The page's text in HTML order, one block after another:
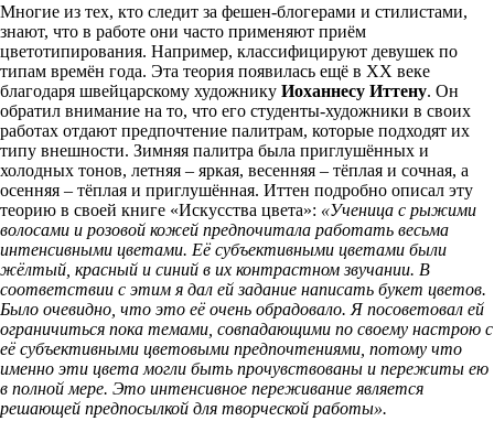
Многие из тех, кто следит за фешен-блогерами и стилистами,
знают, что в работе они часто применяют приём
цветотипирования. Например, классифицируют девушек по
типам времён года. Эта теория появилась ещё в XX веке
благодаря швейцарскому художнику Иоханнесу Иттену. Он
обратил внимание на то, что его студенты-художники в своих
работах отдают предпочтение палитрам, которые подходят их
типу внешности. Зимняя палитра была приглушённых и
холодных тонов, летняя – яркая, весенняя – тёплая и сочная, а
осенняя – тёплая и приглушённая. Иттен подробно описал эту
теорию в своей книге «Искусства цвета»: «Ученица с рыжими
волосами и розовой кожей предпочитала работать весьма
интенсивными цветами. Её субъективными цветами были
жёлтый, красный и синий в их контрастном звучании. В
соответствии с этим я дал ей задание написать букет цветов.
Было очевидно, что это её очень обрадовало. Я посоветовал ей
ограничиться пока темами, совпадающими по своему настрою с
её субъективными цветовыми предпочтениями, потому что
именно эти цвета могли быть прочувствованы и пережиты ею
в полной мере. Это интенсивное переживание является
решающей предпосылкой для творческой работы».